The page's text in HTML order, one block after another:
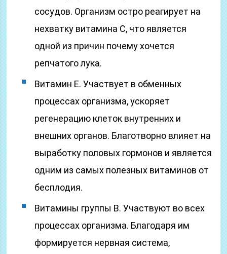
сосудов. Организм остро реагирует на
нехватку витамина С, что является
одной из причин почему хочется
репчатого лука.
Витамин Е. Участвует в обменных
процессах организма, ускоряет
регенерацию клеток внутренних и
внешних органов. Благотворно влияет на
выработку половых гормонов и является
одним из самых полезных витаминов от
бесплодия.
Витамины группы В. Участвуют во всех
процессах организма. Благодаря им
формируется нервная система,